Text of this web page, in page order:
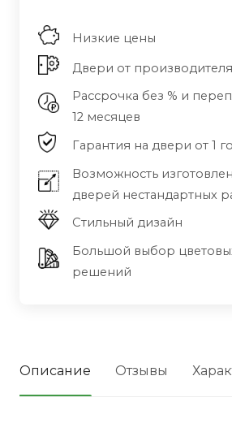
Низкие цены
Двери от производителя
Рассрочка без % и
12 месяцев
Гарантия на двери от 1
Возможность
дверей нестандартных
Стильный дизайн
Большой выбор
решений
Описание Отзывы